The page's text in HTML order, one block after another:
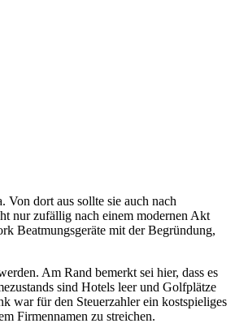
dort aus sollte sie auch nach
nur zufällig nach einem modernen Akt
Beatmungsgeräte mit der Begründung,
Am Rand bemerkt sei hier, dass es
sind Hotels leer und Golfplätze
war für den Steuerzahler ein kostspieliges
Firmennamen zu streichen.